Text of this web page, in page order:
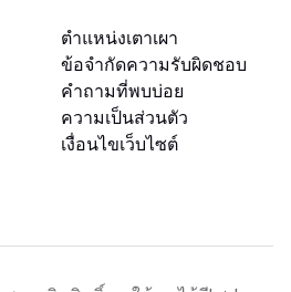
ตำแหน่งเตาเผา
ข้อจำกัดความรับผิดชอบ
คำถามที่พบบ่อย
ความเป็นส่วนตัว
เงื่อนไขเว็บไซต์